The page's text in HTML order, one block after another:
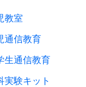
教室
通信教育
生通信教育
験キット